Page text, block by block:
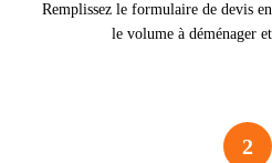
Remplissez le formulaire de devis
le volume à déménager
2